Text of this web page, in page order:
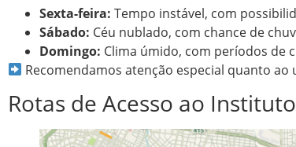
Sexta-feira: Tempo instável, com
Sábado: Céu nublado, com chance de
Domingo: Clima úmido, com períodos de
Recomendamos atenção especial quanto ao
Rotas de Acesso ao